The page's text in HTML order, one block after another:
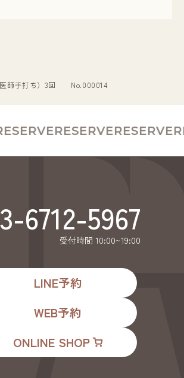
医師手打ち）3回 No.000014
RESERVERESERVE
6712-5967
受付時間 10:00~19:00
LINE予約
WEB予約
ONLINE SHOP